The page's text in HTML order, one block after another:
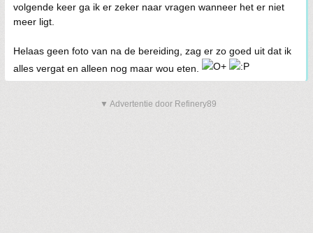
volgende keer ga ik er zeker naar vragen wanneer het er niet
meer ligt.
Helaas geen foto van na de bereiding, zag er zo goed uit dat ik
alles vergat en alleen nog maar wou eten.
▼ Advertentie door Refinery89